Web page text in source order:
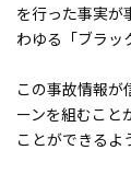
を行った事実が
わゆる「ブラッ
この事故情報が
ーンを組むこと
ことができるよ